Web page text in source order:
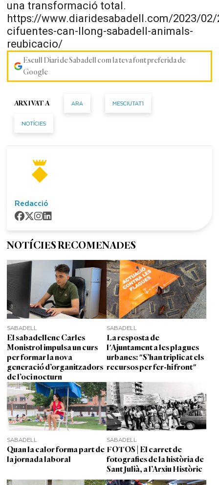
una transformació total.
https://www.diaridesabadell.com/2023/
cifuentes-can-llong-sabadell-animals-
reubicacio/
Escull Diari de Sabadell com la teva font preferida de
Google
ARXIVAT A ARA MESCIUTAT1
NOTÍCIES
Redacció
NOTÍCIES RECOMENADES
SABADELL
El sabadellenc Carles
Monistrol impulsa un curs
per formar la nova
generació d’organitzadors
de l’oci nocturn
SABADELL
La resposta de
l'Ajuntament a les plagues
urbanes: "S’han triplicat els
recursos per fer-hi front"
SABADELL
Quan la calor forma part de
la jornada laboral
SABADELL
FOTOS | El carret de
fotografies de la història de
Sant Julià, a l’Arxiu Històric